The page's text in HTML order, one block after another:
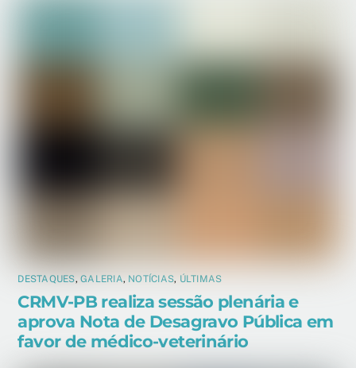
DESTAQUES,GALERIA, NOTÍCIAS, ÚLTIMAS
CRMV-PB realiza sessão plenária e
aprova Nota de Desagravo Pública em
favor de médico-veterinário